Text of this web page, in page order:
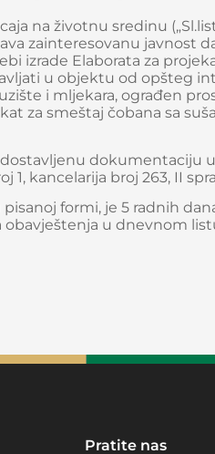
na životnu sredinu
zainteresovanu javnost
izrade Elaborata za
u objektu od opšteg
i mljekara, ograđen
za smeštaj čobana sa
dokumentaciju
kancelarija broj 263, II
formi, je 5 radnih
u dnevnom
Pratite nas